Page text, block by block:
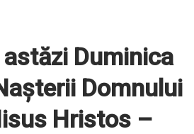
Duminica
Domnului
Hristos –